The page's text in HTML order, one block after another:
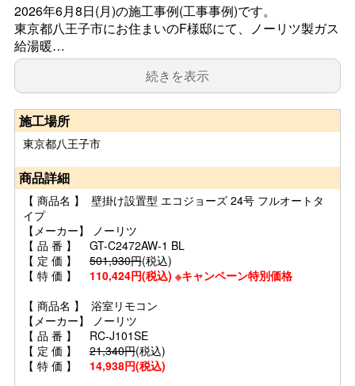
2026年6月8日(月)の施工事例(工事事例)です。
東京都八王子市にお住まいのF様邸にて、ノーリツ製ガス
給湯暖…
続きを表示
施工場所
東京都八王子市
商品詳細
【 商品名 】 壁掛け設置型 エコジョーズ 24号 フルオートタ
イプ
【メーカー】 ノーリツ
【 品 番 】 GT-C2472AW-1 BL
【 定 価 】 501,930円(税込)
【 特 価 】 110,424円(税込) ※キャンペーン特別価格
【 商品名 】 浴室リモコン
【メーカー】 ノーリツ
【 品 番 】 RC-J101SE
【 定 価 】 21,340円(税込)
【 特 価 】 14,938円(税込)